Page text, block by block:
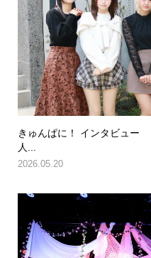
きゅんぱに！ インタビュー
人...
2026.05.20